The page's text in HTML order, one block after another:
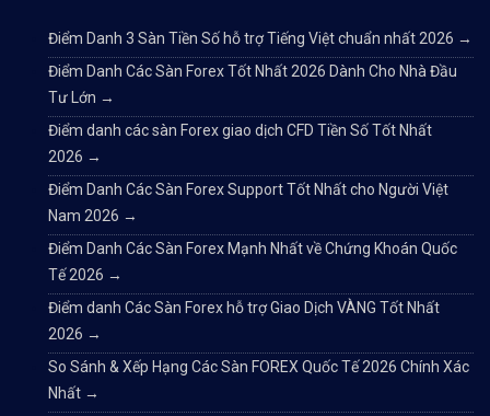
Điểm Danh 3 Sàn Tiền Số hỗ trợ Tiếng Việt chuẩn nhất 2026 →
Điểm Danh Các Sàn Forex Tốt Nhất 2026 Dành Cho Nhà Đầu
Tư Lớn →
Điểm danh các sàn Forex giao dịch CFD Tiền Số Tốt Nhất
2026 →
Điểm Danh Các Sàn Forex Support Tốt Nhất cho Người Việt
Nam 2026 →
Điểm Danh Các Sàn Forex Mạnh Nhất về Chứng Khoán Quốc
Tế 2026 →
Điểm danh Các Sàn Forex hỗ trợ Giao Dịch VÀNG Tốt Nhất
2026 →
So Sánh & Xếp Hạng Các Sàn FOREX Quốc Tế 2026 Chính Xác
Nhất →